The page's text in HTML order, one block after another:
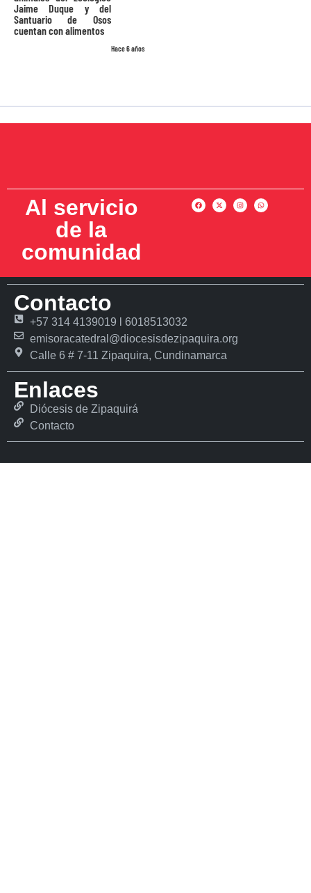
Hace 6 años
Jaime Duque y del
Santuario de Osos
cuentan con alimentos
Al servicio
de la
comunidad
Contacto
+57 314 4139019 l 6018513032
emisoracatedral@diocesisdezipaquira.org
Calle 6 # 7-11 Zipaquira, Cundinamarca
Enlaces
Diócesis de Zipaquirá
Contacto